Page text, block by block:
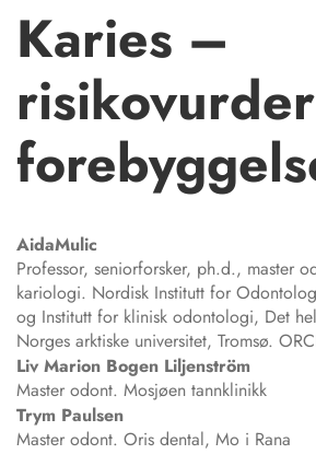
Karies –
AidaMulic
Professor, seniorforsker, ph.d., master
kariologi. Nordisk Institutt for
og Institutt for klinisk odontologi, Det
Norges arktiske universitet, Tromsø.
Liv Marion Bogen Liljenström
Master odont. Mosjøen tannklinikk
Trym Paulsen
Master odont. Oris dental, Mo i Rana